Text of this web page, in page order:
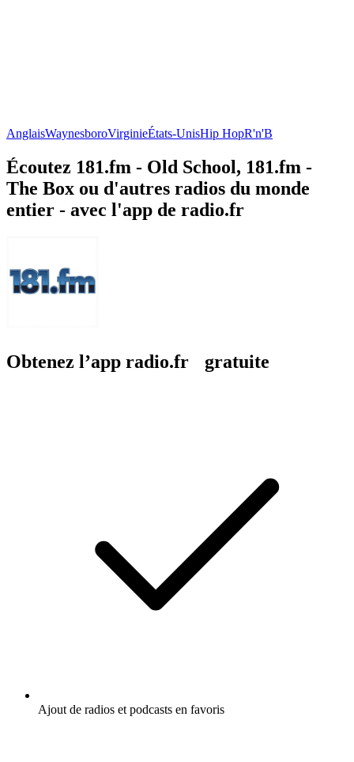
AnglaisWaynesboroVirginieÉtats-UnisHip HopR'n'B
Écoutez 181.fm - Old School, 181.fm -
The Box ou d'autres radios du monde
entier - avec l'app de radio.fr
Obtenez l’app radio.fr gratuite
Ajout de radios et podcasts en favoris